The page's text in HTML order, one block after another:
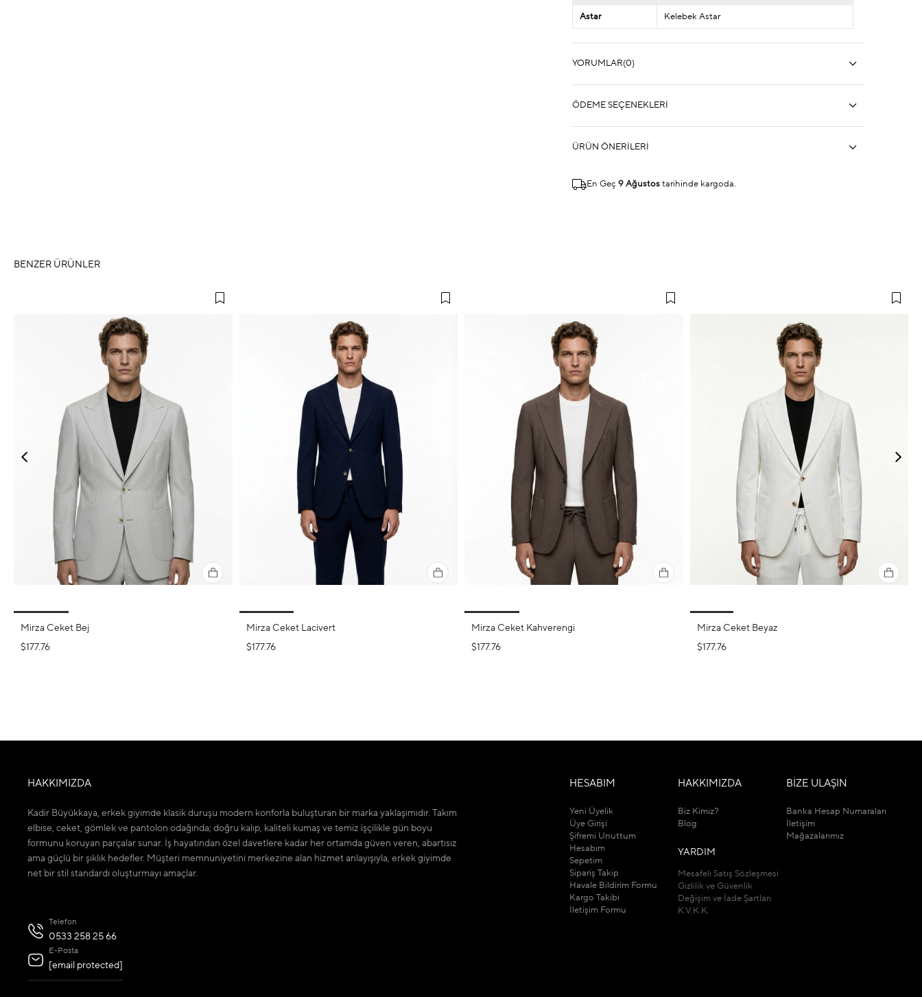
Astar Kelebek Astar
YORUMLAR(0)
ÖDEME SEÇENEKLERI
ÜRÜN ÖNERILERI
En Geç9 Ağustos tarihinde kargoda.
BENZER ÜRÜNLER
Mirza Ceket Bej
$177.76
Mirza Ceket Lacivert
$177.76
Mirza Ceket Kahverengi
$177.76
Mirza Ceket Beyaz
$177.76
HAKKIMIZDA
Kadir Büyükkaya, erkek giyimde klasik duruşu modern konforla buluşturan bir marka yaklaşımıdır. Takım
elbise, ceket, gömlek ve pantolon odağında; doğru kalıp, kaliteli kumaş ve temiz işçilikle gün boyu
formunu koruyan parçalar sunar. İş hayatından özel davetlere kadar her ortamda güven veren, abartısız
ama güçlü bir şıklık hedefler. Müşteri memnuniyetini merkezine alan hizmet anlayışıyla, erkek giyimde
net bir stil standardı oluşturmayı amaçlar.
Telefon
0533 258 25 66
E-Posta
[email protected]
HESABIM
Yeni Üyelik
Üye Girişi
Şifremi Unuttum
Hesabım
Sepetim
Sipariş Takip
Havale Bildirim Formu
Kargo Takibi
İletişim Formu
HAKKIMIZDA
Biz Kimiz?
Blog
YARDIM
Mesafeli Satış Sözleşmesi
Gizlilik ve Güvenlik
Değişim ve İade Şartları
K.V.K.K.
BİZE ULAŞIN
Banka Hesap Numaraları
İletişim
Mağazalarımız